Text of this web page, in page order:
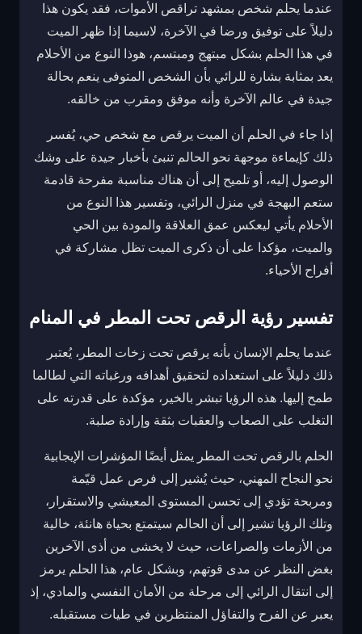
عندما يحلم شخص بمشهد تراقص الأموات، فقد يكون هذا
دليلاً على توفيق ورضا في الآخرة، لاسيما إذا ظهر الميت
في هذا الحلم بشكل مبتهج ومبتسم، هوذا النوع من الأحلام
يعد بمثابة بشارة للرائي بأن الشخص المتوفى ينعم بحالة
جيدة في عالم الآخرة وأنه موفق ومقرب من خالقه.
إذا جاء في الحلم أن الميت يرقص مع شخص حي، يُفسر
ذلك كإيماءة موجهة نحو الحالم تنبئ بأخبار جيدة على وشك
الوصول إليه، أو تلميح إلى أن هناك مناسبة مفرحة قادمة
ستعم البهجة في منزل الرائي، وتفسير هذا النوع من
الأحلام يأتي ليعكس عمق العلاقة والمودة بين الحي
والميت، مؤكدا على أن ذكرى الميت تظل مشاركة في
أفراح الأحياء.
تفسير رؤية الرقص تحت المطر في المنام
عندما يحلم الإنسان بأنه يرقص تحت زخات المطر، يُعتبر
ذلك دليلاً على استعداده لتحقيق أهدافه ورغباته التي لطالما
طمح إليها. هذه الرؤيا تبشر بالخير، مؤكدة على قدرته على
التغلب على الصعاب والعقبات بثقة وإرادة صلبة.
الحلم بالرقص تحت المطر يمثل أيضًا المؤشرات الإيجابية
نحو النجاح المهني، حيث يُشير إلى فرص عمل قيّمة
ومربحة تؤدي إلى تحسن المستوى المعيشي والاستقرار،
وتلك الرؤيا تشير إلى أن الحالم سيتمتع بحياة هانئة، خالية
من الأزمات والصراعات، حيث لا يخشى من أذى الآخرين
بغض النظر عن مدى قوتهم، وبشكل عام، هذا الحلم يرمز
إلى انتقال الرائي إلى مرحلة من الأمان النفسي والمادي، إذ
يعبر عن الفرح والتفاؤل المنتظرين في طيات مستقبله.